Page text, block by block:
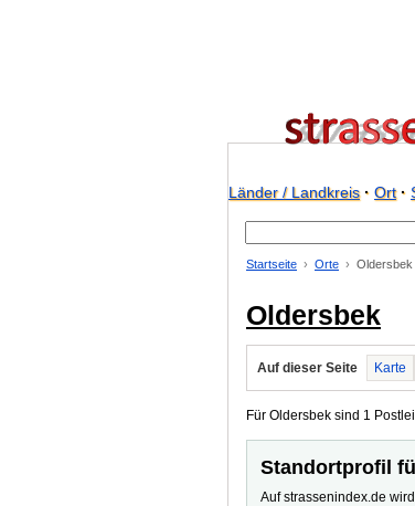
Länder / Landkreis· Ort·
Startseite Orte Oldersbek
Oldersbek
Auf dieser Seite Karte
Für Oldersbek sind 1
Standortprofil
Auf strassenindex.de